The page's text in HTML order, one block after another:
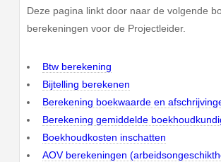
Deze pagina linkt door naar de volgende
berekeningen voor de Projectleider.
Btw berekening
Bijtelling berekenen
Berekening boekwaarde en
Berekening gemiddelde
Boekhoudkosten inschatten
AOV berekeningen